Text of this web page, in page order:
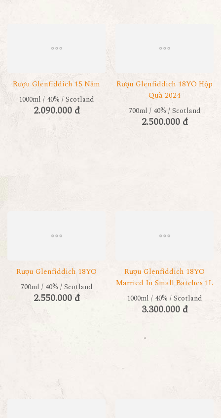
Rượu Glenfiddich 15 Năm
1000ml / 40% / Scotland
2.090.000 đ
Rượu Glenfiddich 18YO Hộp
Quà 2024
700ml / 40% / Scotland
2.500.000 đ
Rượu Glenfiddich 18YO
700ml / 40% / Scotland
2.550.000 đ
Rượu Glenfiddich 18YO
Married In Small Batches 1L
1000ml / 40% / Scotland
3.300.000 đ